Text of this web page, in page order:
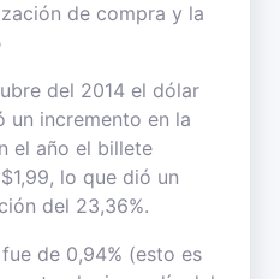
de compra y la
del 2014 el dólar
un incremento en la
el año el billete
lo que dió un
del 23,36%.
de 0,94% (esto es